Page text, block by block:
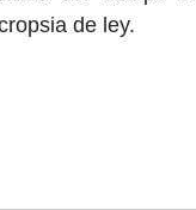
de ley.